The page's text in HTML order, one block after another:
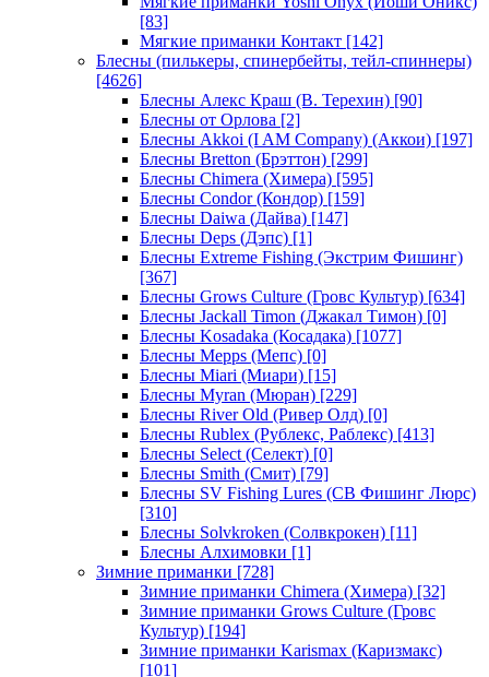
[83]
Мягкие приманки Контакт [142]
Блесны (пилькеры, спинербейты, тейл-спиннеры)
[4626]
Блесны Алекс Краш (В. Терехин) [90]
Блесны от Орлова [2]
Блесны Akkoi (I AM Company) (Аккои) [197]
Блесны Bretton (Брэттон) [299]
Блесны Chimera (Химера) [595]
Блесны Condor (Кондор) [159]
Блесны Daiwa (Дайва) [147]
Блесны Deps (Дэпс) [1]
Блесны Extreme Fishing (Экстрим Фишинг)
[367]
Блесны Grows Culture (Гровс Культур) [634]
Блесны Jackall Timon (Джакал Тимон) [0]
Блесны Kosadaka (Косадака) [1077]
Блесны Mepps (Мепс) [0]
Блесны Miari (Миари) [15]
Блесны Myran (Мюран) [229]
Блесны River Old (Ривер Олд) [0]
Блесны Rublex (Рублекс, Раблекс) [413]
Блесны Select (Селект) [0]
Блесны Smith (Смит) [79]
Блесны SV Fishing Lures (СВ Фишинг Люрс)
[310]
Блесны Solvkroken (Солвкрокен) [11]
Блесны Алхимовки [1]
Зимние приманки [728]
Зимние приманки Chimera (Химера) [32]
Зимние приманки Grows Culture (Гровс
Культур) [194]
Зимние приманки Karismax (Каризмакс)
[101]